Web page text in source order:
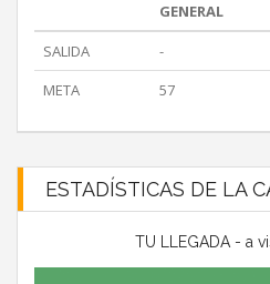
GENERAL
SALIDA
-
META
57
ESTADÍSTICAS DE LA
TU LLEGADA - a